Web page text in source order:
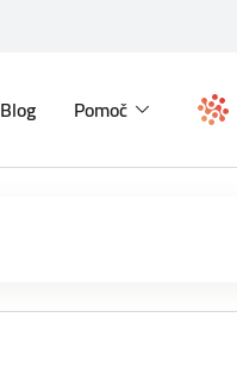
Blog Pomoč